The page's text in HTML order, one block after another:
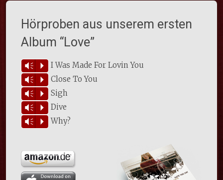
Hörproben aus unserem ersten
Album “Love”
Vm P I Was Made For Lovin You
Vm P Close To You
Vm P Sigh
Vm P Dive
Vm P Why?